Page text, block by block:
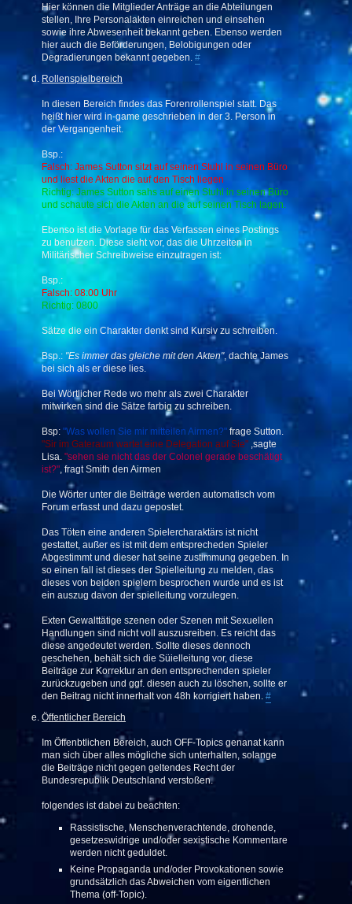
Hier können die Mitglieder Anträge an die Abteilungen
stellen, Ihre Personalakten einreichen und einsehen
sowie ihre Abwesenheit bekannt geben. Ebenso werden
hier auch die Beförderungen, Belobigungen oder
Degradierungen bekannt gegeben. #
Rollenspielbereich
In diesen Bereich findes das Forenrollenspiel statt. Das
heißt hier wird in-game geschrieben in der 3. Person in
der Vergangenheit.
Bsp.:
Falsch: James Sutton sitzt auf seinen Stuhl in seinen Büro
und liest die Akten die auf den Tisch liegen
Richtig: James Sutton sahs auf einen Stuhl in seinen Büro
und schaute sich die Akten an die auf seinen Tisch lagen.
Ebenso ist die Vorlage für das Verfassen eines Postings
zu benutzen. Diese sieht vor, das die Uhrzeiten in
Militärischer Schreibweise einzutragen ist:
Bsp.:
Falsch: 08:00 Uhr
Richtig: 0800
Sätze die ein Charakter denkt sind Kursiv zu schreiben.
Bsp.: "Es immer das gleiche mit den Akten", dachte James
bei sich als er diese lies.
Bei Wörtlicher Rede wo mehr als zwei Charakter
mitwirken sind die Sätze farbig zu schreiben.
Bsp: "Was wollen Sie mir mitteilen Airmen?" frage Sutton.
"Sir im Gateraum wartet eine Delegation auf Sie" ,sagte
Lisa. "sehen sie nicht das der Colonel gerade beschätigt
ist?" , fragt Smith den Airmen
Die Wörter unter die Beiträge werden automatisch vom
Forum erfasst und dazu gepostet.
Das Töten eine anderen Spielercharaktärs ist nicht
gestattet, außer es ist mit dem entsprecheden Spieler
Abgestimmt und dieser hat seine zustimmung gegeben. In
so einen fall ist dieses der Spielleitung zu melden, das
dieses von beiden spielern besprochen wurde und es ist
ein auszug davon der spielleitung vorzulegen.
Exten Gewalttätige szenen oder Szenen mit Sexuellen
Handlungen sind nicht voll auszusreiben. Es reicht das
diese angedeutet werden. Sollte dieses dennoch
geschehen, behält sich die Süielleitung vor, diese
Beiträge zur Korrektur an den entsprechenden spieler
zurückzugeben und ggf. diesen auch zu löschen, sollte er
den Beitrag nicht innerhalt von 48h korrigiert haben. #
Öffentlicher Bereich
Im Öffenbtlichen Bereich, auch OFF-Topics genanat kann
man sich über alles mögliche sich unterhalten, solange
die Beiträge nicht gegen geltendes Recht der
Bundesrepublik Deutschland verstoßen.
folgendes ist dabei zu beachten:
Rassistische, Menschenverachtende, drohende,
gesetzeswidrige und/oder sexistische Kommentare
werden nicht geduldet.
Keine Propaganda und/oder Provokationen sowie
grundsätzlich das Abweichen vom eigentlichen
Thema (off-Topic).